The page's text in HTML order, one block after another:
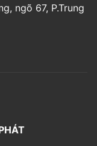
ngõ 67, P.Trung